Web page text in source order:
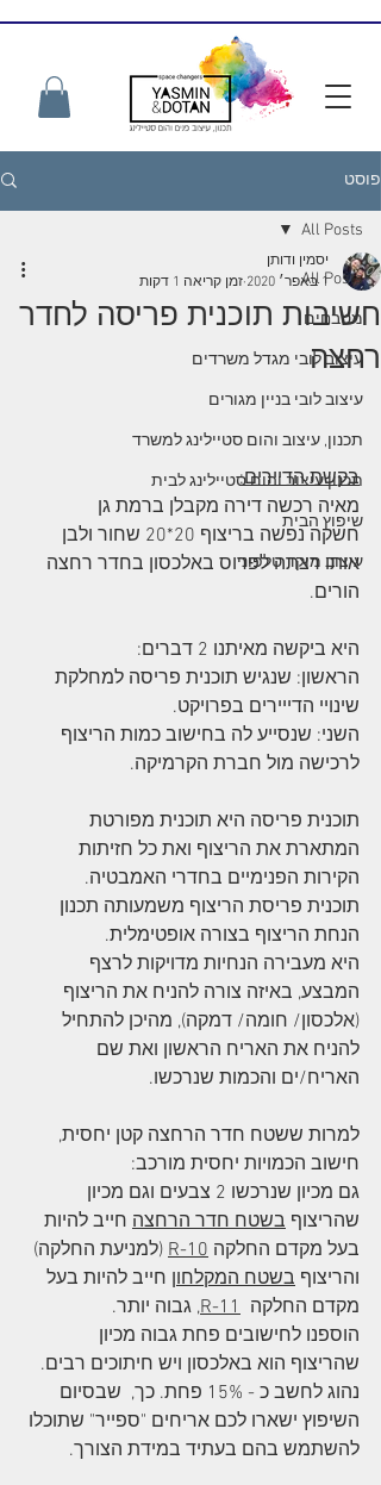
פוסט
All Posts
מטבחים
עיצוב לובי מגדל משרדים
עיצוב לובי בניין מגורים
תכנון, עיצוב והום סטיילינג למשרד
תכנון עיצוב והום סטיילינג לבית
שיפוץ הבית
עיצוב מוקד טלפוני
All Posts
חשיבות תוכנית פריסה לחדר
רחצה
יסמין ודותן
1 באפר׳ 2020
זמן קריאה 1 דקות
בקשת הדיירים:
מאיה רכשה דירה מקבלן ברמת גן
חשקה נפשה בריצוף 20*20 שחור ולבן
אותו רצתה לפרוס באלכסון בחדר רחצה
הורים.
היא ביקשה מאיתנו 2 דברים:
הראשון: שנגיש תוכנית פריסה למחלקת
שינויי הדייירים בפרויקט.
השני: שנסייע לה בחישוב כמות הריצוף
לרכישה מול חברת הקרמיקה.
תוכנית פריסה היא תוכנית מפורטת
המתארת את הריצוף ואת כל חזיתות
הקירות הפנימיים בחדרי האמבטיה.
תוכנית פריסת הריצוף משמעותה תכנון
הנחת הריצוף בצורה אופטימלית.
היא מעבירה הנחיות מדויקות לרצף
המבצע, באיזה צורה להניח את הריצוף
(אלכסון/ חומה/ דמקה), מהיכן להתחיל
להניח את האריח הראשון ואת שם
האריח/ים והכמות שנרכשו.
למרות ששטח חדר הרחצה קטן יחסית,
חישוב הכמויות יחסית מורכב:
גם מכיון שנרכשו 2 צבעים וגם מכיון
שהריצוף בשטח חדר הרחצה חייב להיות
בעל מקדם החלקה R-10 (למניעת החלקה)
והריצוף בשטח המקלחון חייב להיות בעל
מקדם החלקה
R-11, גבוה יותר.
הוספנו לחישובים פחת גבוה מכיון
שהריצוף הוא באלכסון ויש חיתוכים רבים.
נהוג לחשב כ - 15% פחת. כך,  שבסיום
השיפוץ ישארו לכם אריחים "ספייר" שתוכלו
להשתמש בהם בעתיד במידת הצורך.